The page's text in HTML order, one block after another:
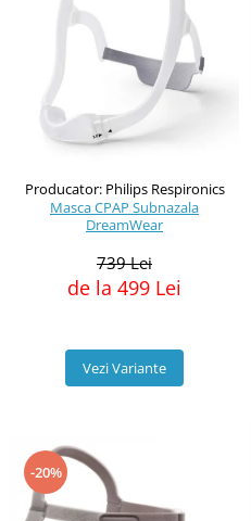
Producator: Philips Respironics
Masca CPAP Subnazala
DreamWear
739 Lei
de la 499 Lei
Vezi Variante
-20%